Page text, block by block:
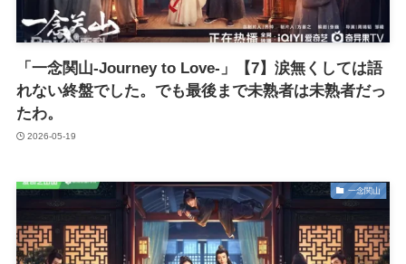
「一念関山-Journey to Love-」【7】涙無くしては語
れない終盤でした。でも最後まで未熟者は未熟者だっ
たわ。
2026-05-19
一念関山